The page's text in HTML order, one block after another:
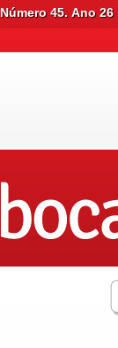
Número 45. Ano 26